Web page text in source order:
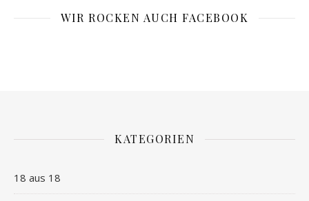
WIR ROCKEN AUCH FACEBOOK
KATEGORIEN
18 aus 18